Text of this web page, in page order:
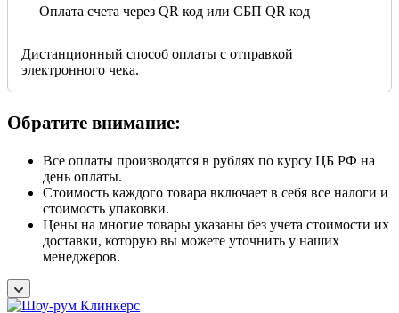
Оплата счета через QR код или СБП QR код
Дистанционный способ оплаты с отправкой
электронного чека.
Обратите внимание:
Все оплаты производятся в рублях по курсу ЦБ РФ на
день оплаты.
Стоимость каждого товара включает в себя все налоги и
стоимость упаковки.
Цены на многие товары указаны без учета стоимости их
доставки, которую вы можете уточнить у наших
менеджеров.